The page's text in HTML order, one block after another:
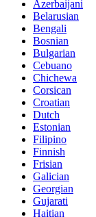
Azerbaijani
Belarusian
Bengali
Bosnian
Bulgarian
Cebuano
Chichewa
Corsican
Croatian
Dutch
Estonian
Filipino
Finnish
Frisian
Galician
Georgian
Gujarati
Haitian